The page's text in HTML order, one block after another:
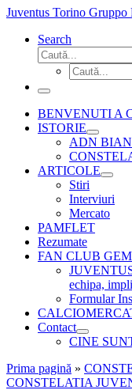
Juventus Torino Gruppo
Search
Căutare
Căutare
Meniu
BENVENUTI A
ISTORIE
ADN
ARTICOLE
Stiri
Interviuri
Mercato
PAMFLET
Rezumate
FAN CLUB
echipa,
Formular
Contact
CINE
Prima pagină »
CONSTELATIA